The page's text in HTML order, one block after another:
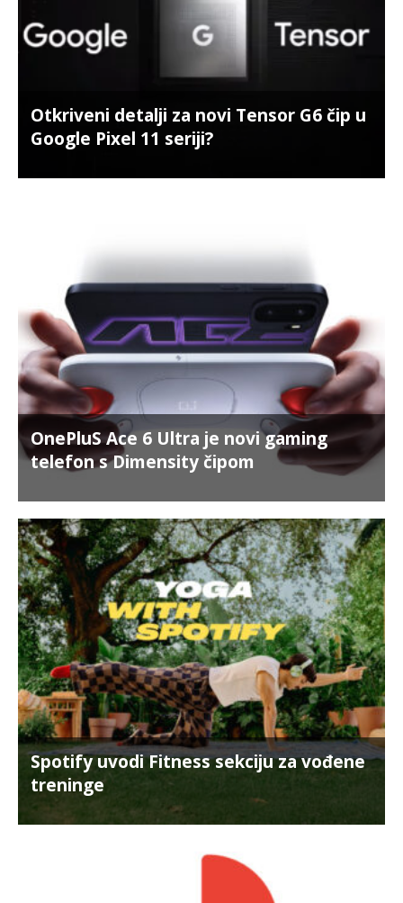
Otkriveni detalji za novi Tensor G6 čip u
Google Pixel 11 seriji?
OnePluS Ace 6 Ultra je novi gaming
telefon s Dimensity čipom
Spotify uvodi Fitness sekciju za vođene
treninge